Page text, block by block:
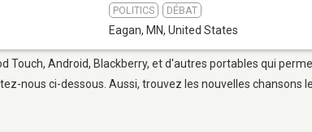
POLITICS
DÉBAT
Eagan, MN, United States
Touch, Android, Blackberry, et d'autres portables qui
nous ci-dessous. Aussi, trouvez les nouvelles chansons